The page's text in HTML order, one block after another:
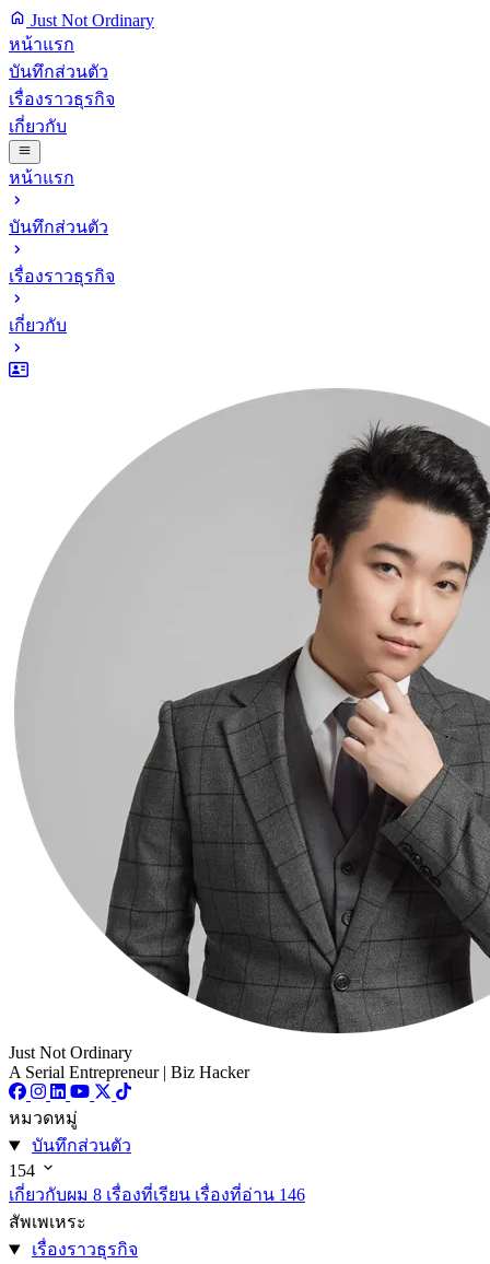
Just Not Ordinary
หน้าแรก
บันทึกส่วนตัว
เรื่องราวธุรกิจ
เกี่ยวกับ
หน้าแรก
บันทึกส่วนตัว
เรื่องราวธุรกิจ
เกี่ยวกับ
Just Not Ordinary
A Serial Entrepreneur | Biz Hacker
หมวดหมู่
บันทึกส่วนตัว
154
เกี่ยวกับผม 8 เรื่องที่เรียน เรื่องที่อ่าน 146
สัพเพเหระ
เรื่องราวธุรกิจ